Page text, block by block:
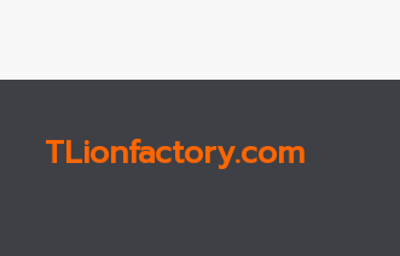
TLionfactory.com